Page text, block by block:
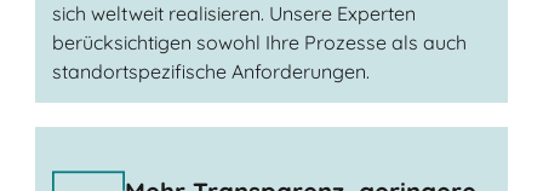
sich weltweit realisieren. Unsere Experten
berücksichtigen sowohl Ihre Prozesse als auch
standortspezifische Anforderungen.